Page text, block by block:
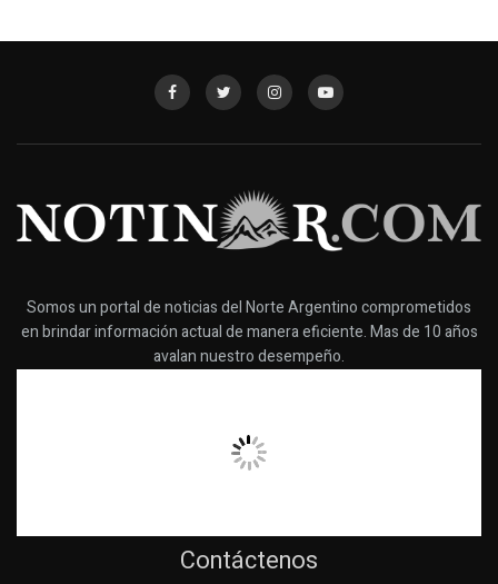
Somos un portal de noticias del Norte Argentino comprometidos
en brindar información actual de manera eficiente. Mas de 10 años
avalan nuestro desempeño.
Contáctenos